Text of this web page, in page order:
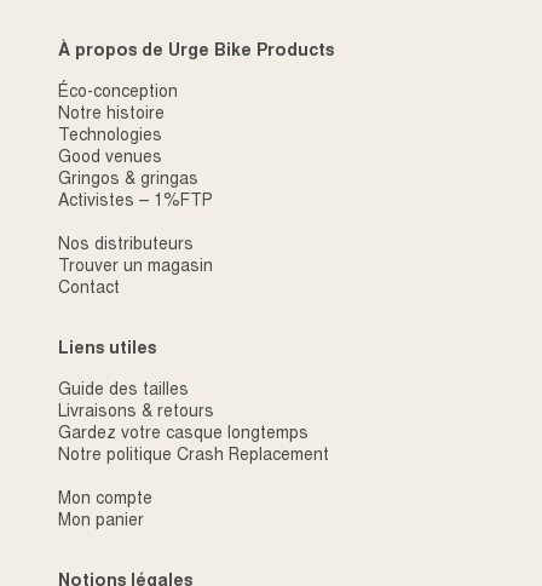
À propos de Urge Bike Products
Éco-conception
Notre histoire
Technologies
Good venues
Gringos & gringas
Activistes – 1%FTP
Nos distributeurs
Trouver un magasin
Contact
Liens utiles
Guide des tailles
Livraisons & retours
Gardez votre casque longtemps
Notre politique Crash Replacement
Mon compte
Mon panier
Notions légales